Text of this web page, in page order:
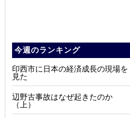
今週のランキング
印西市に日本の経済成長の現場を
見た
辺野古事故はなぜ起きたのか
（上）